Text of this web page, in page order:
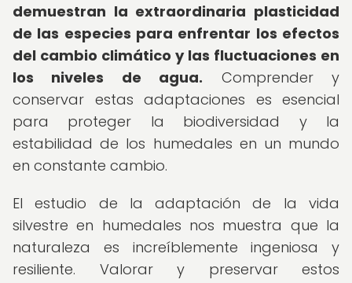
demuestran la extraordinaria plasticidad
de las especies para enfrentar los efectos
del cambio climático y las fluctuaciones en
los niveles de agua. Comprender y
conservar estas adaptaciones es esencial
para proteger la biodiversidad y la
estabilidad de los humedales en un mundo
en constante cambio.
El estudio de la adaptación de la vida
silvestre en humedales nos muestra que la
naturaleza es increíblemente ingeniosa y
resiliente. Valorar y preservar estos